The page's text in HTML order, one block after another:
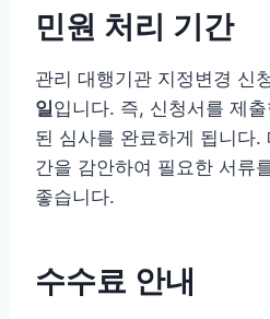
민원 처리 기간
관리 대행기관 지정변경 신
일입니다. 즉, 신청서를 제
된 심사를 완료하게 됩니다.
간을 감안하여 필요한 서류
좋습니다.
수수료 안내